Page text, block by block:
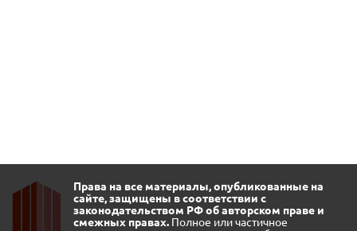
Права на все материалы, опубликованные на
сайте, защищены в соответствии с
законодательством РФ об авторском праве и
смежных правах. Полное или частичное